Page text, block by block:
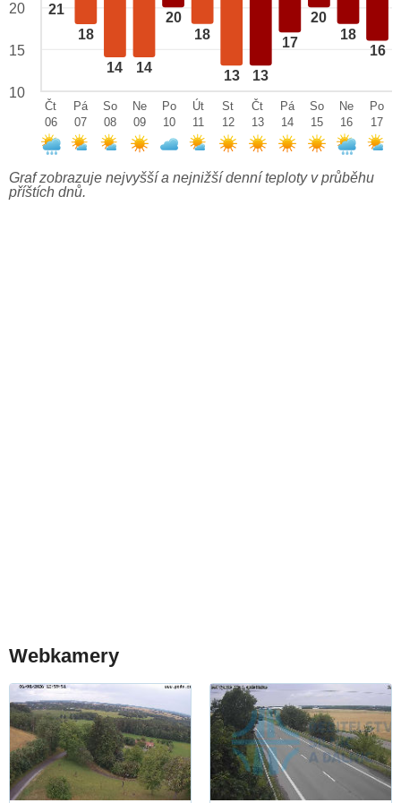
21
18
14 14
20
18
13 13
17
20
18
16
20
15
10
Čt
06
Pá
07
So
08
Ne
09
Po
10
Út
11
St
12
Čt
13
Pá
14
So
15
Ne
16
Po
17
Graf zobrazuje nejvyšší a nejnižší denní teploty v průběhu
příštích dnů.
Webkamery